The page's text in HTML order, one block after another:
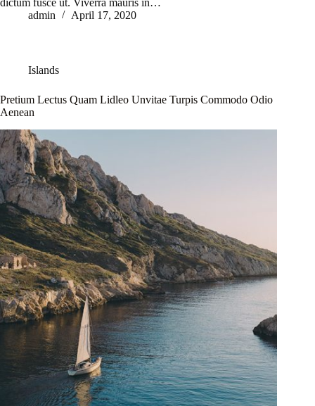
dictum fusce ut. Viverra mauris in…
admin
April 17, 2020
Islands
Pretium Lectus Quam Lidleo Unvitae Turpis Commodo Odio
Aenean